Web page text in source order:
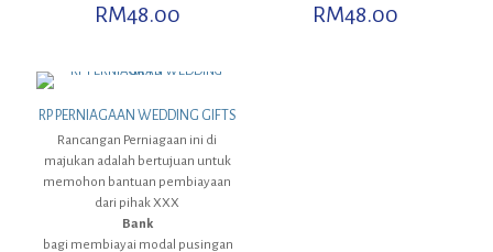
RM48.00 RM48.00
RP PERNIAGAAN WEDDING GIFTS
Rancangan Perniagaan ini di
majukan adalah bertujuan untuk
memohon bantuan pembiayaan
dari pihak XXX
Bank
bagi membiayai modal pusingan